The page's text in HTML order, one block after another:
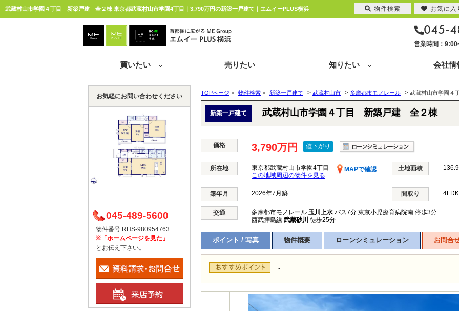
武蔵村山市学園４丁目 新築戸建 全２棟 東京都武蔵村山市学園4丁目｜3,790万円の新築一戸建て｜エムイーPLUS横浜
045-
営業時間：
買いたい 売りたい 知りたい 会社情
TOPページ > 物件検索 > 新築一戸建て > 武蔵村山市 > 多摩都市モノレール > 武蔵村山市学園
新築一戸建て 武蔵村山市学園４丁目 新築戸建 全２棟
価格 3,790万円 値下がり
所在地 東京都武蔵村山市学園4丁目
MAPで確認
この地域周辺の物件を見る
土地面積
築年月 2026年7月築 間取り
交通 多摩都市モノレール 玉川上水 バス7分 東京小児療育病院南 停歩3分
西武拝島線 武蔵砂川 徒歩25分
ポイント / 写真 物件概要 ローンシミュレーション お問合
-
お気軽にお問い合わせください
045-489-5600
物件番号 RHS-980954763
※「ホームページを見た」
とお伝え下さい。
物件検索 お気に入